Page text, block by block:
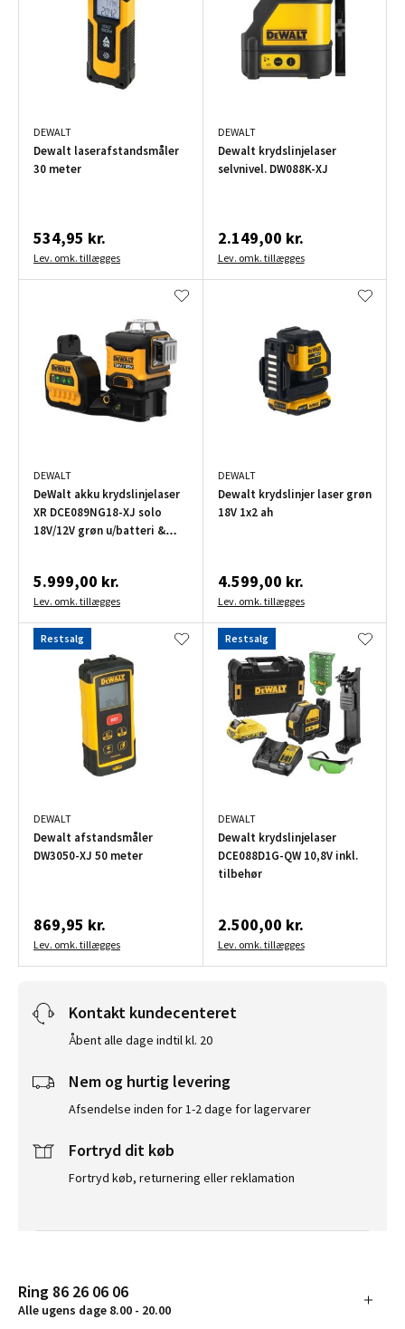
DEWALT
Dewalt laserafstandsmåler
30 meter
534,95 kr.
Lev. omk. tillægges
DEWALT
Dewalt krydslinjelaser
selvnivel. DW088K-XJ
2.149,00 kr.
Lev. omk. tillægges
DEWALT
DeWalt akku krydslinjelaser
XR DCE089NG18-XJ solo
18V/12V grøn u/batteri &
5.999,00 kr.
Lev. omk. tillægges
DEWALT
Dewalt krydslinjer laser grøn
18V 1x2 ah
4.599,00 kr.
Lev. omk. tillægges
Restsalg
DEWALT
Dewalt afstandsmåler
DW3050-XJ 50 meter
869,95 kr.
Lev. omk. tillægges
Restsalg
DEWALT
Dewalt krydslinjelaser
DCE088D1G-QW 10,8V inkl.
tilbehør
2.500,00 kr.
Lev. omk. tillægges
Kontakt kundecenteret
Åbent alle dage indtil kl. 20
Nem og hurtig levering
Afsendelse inden for 1-2 dage for lagervarer
Fortryd dit køb
Fortryd køb, returnering eller reklamation
Ring 86 26 06 06
Alle ugens dage 8.00 - 20.00